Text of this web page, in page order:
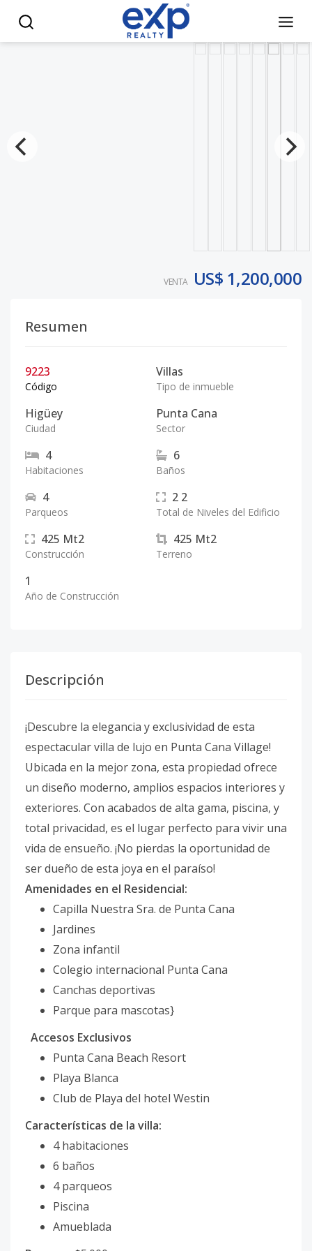
VENTA US$ 1,200,000
Resumen
9223
Código
Villas
Tipo de inmueble
Higüey
Ciudad
Punta Cana
Sector
4
Habitaciones
6
Baños
4
Parqueos
2 2
Total de Niveles del Edificio
425 Mt2
Construcción
425 Mt2
Terreno
1
Año de Construcción
Descripción
¡Descubre la elegancia y exclusividad de esta
espectacular villa de lujo en Punta Cana Village!
Ubicada en la mejor zona, esta propiedad ofrece
un diseño moderno, amplios espacios interiores y
exteriores. Con acabados de alta gama, piscina, y
total privacidad, es el lugar perfecto para vivir una
vida de ensueño. ¡No pierdas la oportunidad de
ser dueño de esta joya en el paraíso!
Amenidades en el Residencial:
Capilla Nuestra Sra. de Punta Cana
Jardines
Zona infantil
Colegio internacional Punta Cana
Canchas deportivas
Parque para mascotas}
Accesos Exclusivos
Punta Cana Beach Resort
Playa Blanca
Club de Playa del hotel Westin
Características de la villa:
4 habitaciones
6 baños
4 parqueos
Piscina
Amueblada
En venta hermosa Villa de 4 habitaciones con piscina en